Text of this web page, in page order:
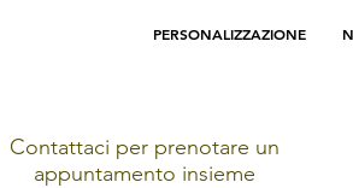
PERSONALIZZAZIONE
Contattaci per prenotare un
appuntamento insieme